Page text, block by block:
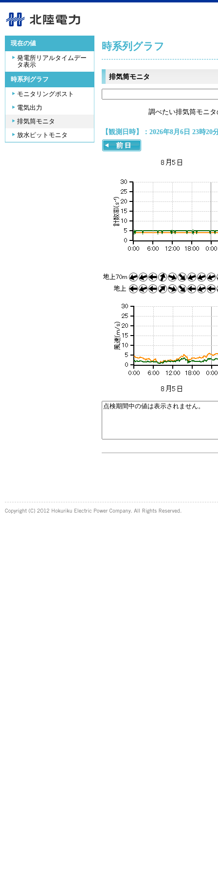
現在の値
発電所リアルタイムデー
タ表示
時系列グラフ
モニタリングポスト
電気出力
排気筒モニタ
放水ピットモニタ
時系列グラフ
排気筒モニタ
調べたい排気筒モニ
【観測日時】：2026年8月6日 23時20